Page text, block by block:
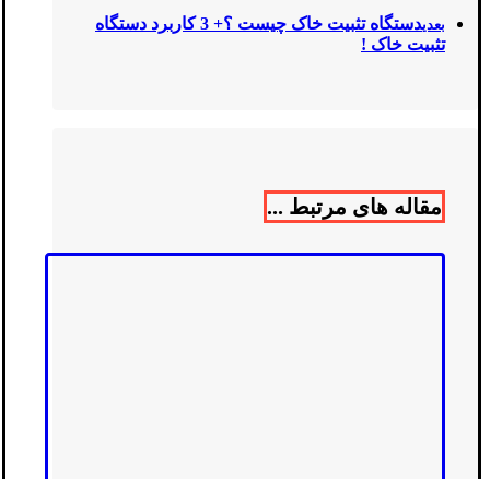
بعدی
دستگاه تثبیت خاک چیست ؟+ 3 کاربرد دستگاه
تثبیت خاک !
مقاله های مرتبط ...